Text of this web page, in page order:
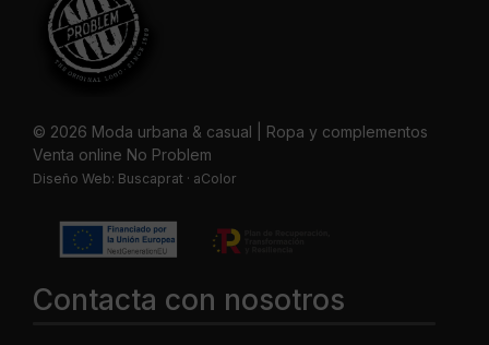
© 2026 Moda urbana & casual | Ropa y complementos
Venta online No Problem
Diseño Web: Buscaprat · aColor
Contacta con nosotros